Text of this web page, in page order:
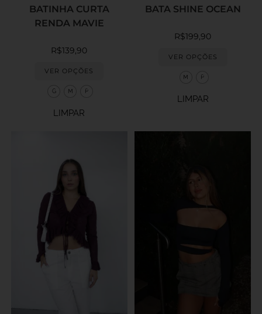
BATINHA CURTA
RENDA MAVIE
R$139,90
VER OPÇÕES
G M P
LIMPAR
BATA SHINE OCEAN
R$199,90
VER OPÇÕES
M P
LIMPAR